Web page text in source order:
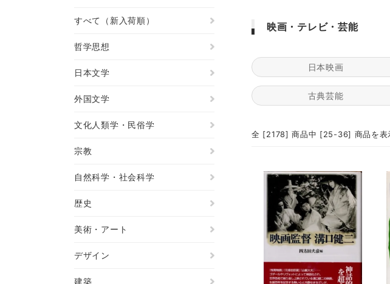
映画・テレビ・芸能
日本映画
古典芸能
全 [2178] 商品中 [25-36] 商品を表
すべて（新入荷順）
哲学思想
日本文学
外国文学
文化人類学・民俗学
宗教
自然科学・社会科学
歴史
美術・アート
デザイン
建築